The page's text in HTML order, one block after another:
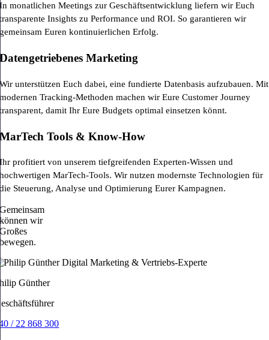
In monatlichen Meetings zur Geschäftsentwicklung liefern wir Euch
transparente Insights zu Performance und ROI. So garantieren wir
gemeinsam Euren kontinuierlichen Erfolg.
Datengetriebenes Marketing
Wir unterstützen Euch dabei, eine fundierte Datenbasis aufzubauen. Mit
modernen Tracking-Methoden machen wir Eure Customer Journey
transparent, damit Ihr Eure Budgets optimal einsetzen könnt.
MarTech Tools & Know-How
Ihr profitiert von unserem tiefgreifenden Experten-Wissen und
hochwertigen MarTech-Tools. Wir nutzen modernste Technologien für
die Steuerung, Analyse und Optimierung Eurer Kampagnen.
Gemeinsam
können wir
Großes
bewegen.
Günther
/ 22 868 300